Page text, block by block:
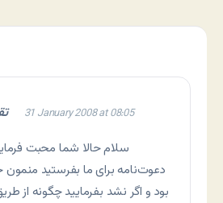
31 January 2008 at 08:05
سلام حالا شما محبت
دعوت‌نامه برای ما بفرستید
بود و اگر نشد بفرمایید چگونه از